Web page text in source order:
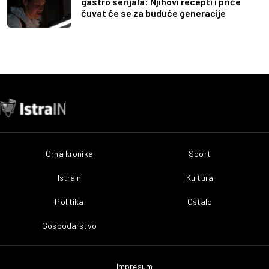
čuvat će se za buduće generacije
Crna kronika
IstraIn
Politika
Gospodarstvo
Sport
Kultura
Ostalo
Impresum